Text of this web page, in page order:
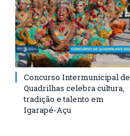
Concurso Intermunicipal de
Quadrilhas celebra cultura,
tradição e talento em
Igarapé-Açu